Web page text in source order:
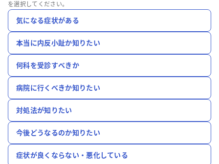
を選択してください。
気になる症状がある
本当に内反小趾か知りたい
何科を受診すべきか
病院に行くべきか知りたい
対処法が知りたい
今後どうなるのか知りたい
症状が良くならない・悪化している